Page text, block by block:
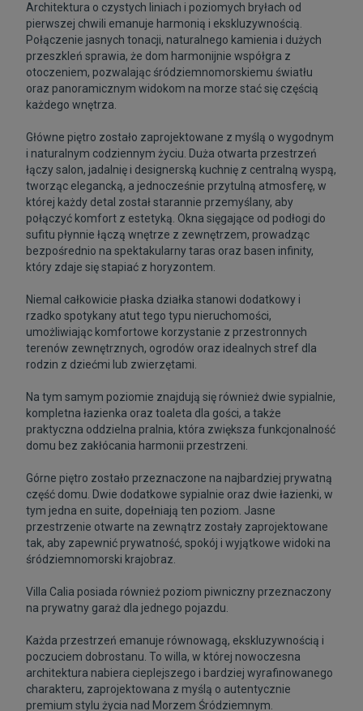
Architektura o czystych liniach i poziomych bryłach od
pierwszej chwili emanuje harmonią i ekskluzywnością.
Połączenie jasnych tonacji, naturalnego kamienia i dużych
przeszkleń sprawia, że dom harmonijnie współgra z
otoczeniem, pozwalając śródziemnomorskiemu światłu
oraz panoramicznym widokom na morze stać się częścią
każdego wnętrza.
Główne piętro zostało zaprojektowane z myślą o wygodnym
i naturalnym codziennym życiu. Duża otwarta przestrzeń
łączy salon, jadalnię i designerską kuchnię z centralną wyspą,
tworząc elegancką, a jednocześnie przytulną atmosferę, w
której każdy detal został starannie przemyślany, aby
połączyć komfort z estetyką. Okna sięgające od podłogi do
sufitu płynnie łączą wnętrze z zewnętrzem, prowadząc
bezpośrednio na spektakularny taras oraz basen infinity,
który zdaje się stapiać z horyzontem.
Niemal całkowicie płaska działka stanowi dodatkowy i
rzadko spotykany atut tego typu nieruchomości,
umożliwiając komfortowe korzystanie z przestronnych
terenów zewnętrznych, ogrodów oraz idealnych stref dla
rodzin z dziećmi lub zwierzętami.
Na tym samym poziomie znajdują się również dwie sypialnie,
kompletna łazienka oraz toaleta dla gości, a także
praktyczna oddzielna pralnia, która zwiększa funkcjonalność
domu bez zakłócania harmonii przestrzeni.
Górne piętro zostało przeznaczone na najbardziej prywatną
część domu. Dwie dodatkowe sypialnie oraz dwie łazienki, w
tym jedna en suite, dopełniają ten poziom. Jasne
przestrzenie otwarte na zewnątrz zostały zaprojektowane
tak, aby zapewnić prywatność, spokój i wyjątkowe widoki na
śródziemnomorski krajobraz.
Villa Calia posiada również poziom piwniczny przeznaczony
na prywatny garaż dla jednego pojazdu.
Każda przestrzeń emanuje równowagą, ekskluzywnością i
poczuciem dobrostanu. To willa, w której nowoczesna
architektura nabiera cieplejszego i bardziej wyrafinowanego
charakteru, zaprojektowana z myślą o autentycznie
premium stylu życia nad Morzem Śródziemnym.